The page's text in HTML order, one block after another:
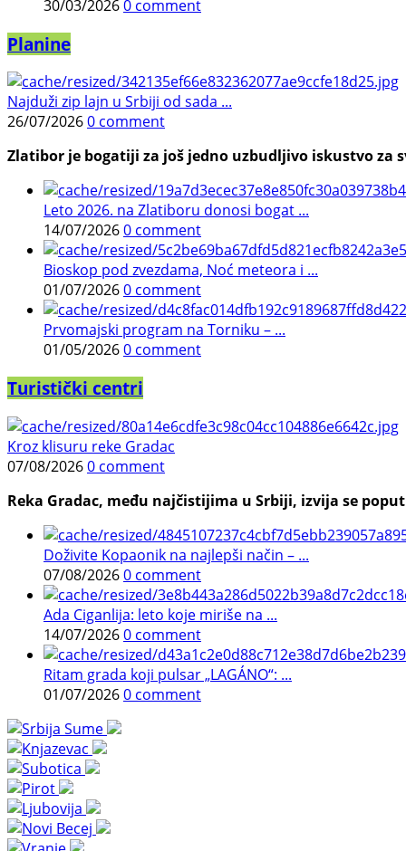
30/03/20260 comment
Planine
Najduži zip lajn u Srbiji od sada ...
26/07/20260 comment
Zlatibor je bogatiji za još jedno uzbudljivo iskustvo
Leto 2026. na Zlatiboru donosi bogat ...
14/07/20260 comment
Bioskop pod zvezdama, Noć meteora i ...
01/07/20260 comment
Prvomajski program na Torniku – ...
01/05/20260 comment
Turistički centri
Kroz klisuru reke Gradac
07/08/20260 comment
Reka Gradac, među najčistijima u Srbiji, izvija se
Doživite Kopaonik na najlepši način – ...
07/08/20260 comment
Ada Ciganlija: leto koje miriše na ...
14/07/20260 comment
Ritam grada koji pulsar „LAGÁNO“: ...
01/07/20260 comment